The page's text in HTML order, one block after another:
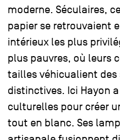
moderne. Séculaires,
papier se retrouvaient
intérieux les plus
plus pauvres, où leurs
tailles véhicualient
distinctives. Ici Hayon
culturelles pour créer
tout en blanc. Ses